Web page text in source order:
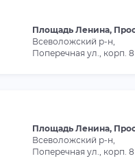
Площадь Ленина,
Всеволожский р-н,
Поперечная ул., корп. 8
Площадь Ленина,
Всеволожский р-н,
Поперечная ул., корп. 8